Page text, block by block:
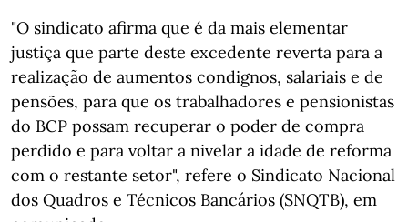
"O sindicato afirma que é da mais elementar
justiça que parte deste excedente reverta para a
realização de aumentos condignos, salariais e de
pensões, para que os trabalhadores e pensionistas
do BCP possam recuperar o poder de compra
perdido e para voltar a nivelar a idade de reforma
com o restante setor", refere o Sindicato Nacional
dos Quadros e Técnicos Bancários (SNQTB), em